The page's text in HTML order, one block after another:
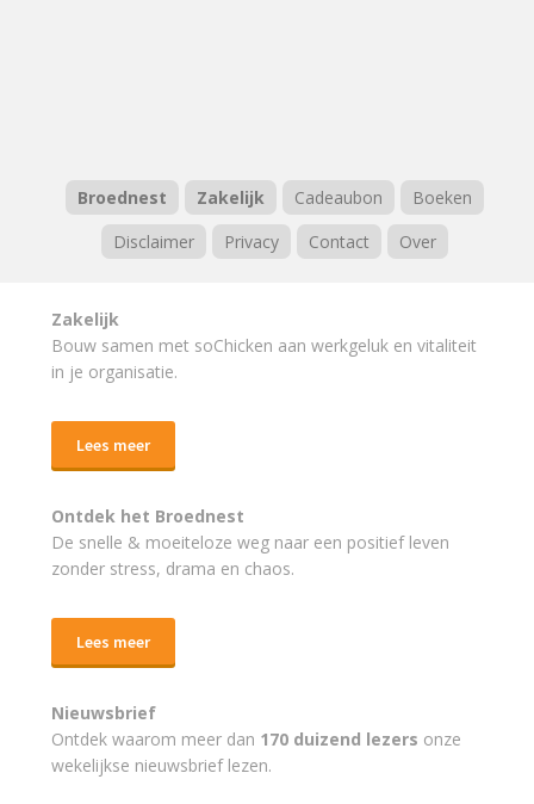
Broednest Zakelijk Cadeaubon
Boeken
Disclaimer
Privacy Contact Over
Zakelijk
Bouw samen met soChicken aan werkgeluk en vitaliteit
in je organisatie.
Lees meer
Ontdek het Broednest
De snelle & moeiteloze weg naar een positief leven
zonder stress, drama en chaos.
Lees meer
Nieuwsbrief
Ontdek waarom meer dan 170 duizend lezers onze
wekelijkse nieuwsbrief lezen.